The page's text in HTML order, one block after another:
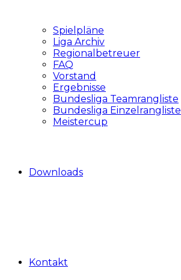
Spielpläne
Liga Archiv
Regionalbetreuer
FAQ
Vorstand
Ergebnisse
Bundesliga Teamrangliste
Bundesliga Einzelrangliste
Meistercup
Downloads
Kontakt